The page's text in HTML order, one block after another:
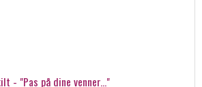
- "Pas på dine venner..."